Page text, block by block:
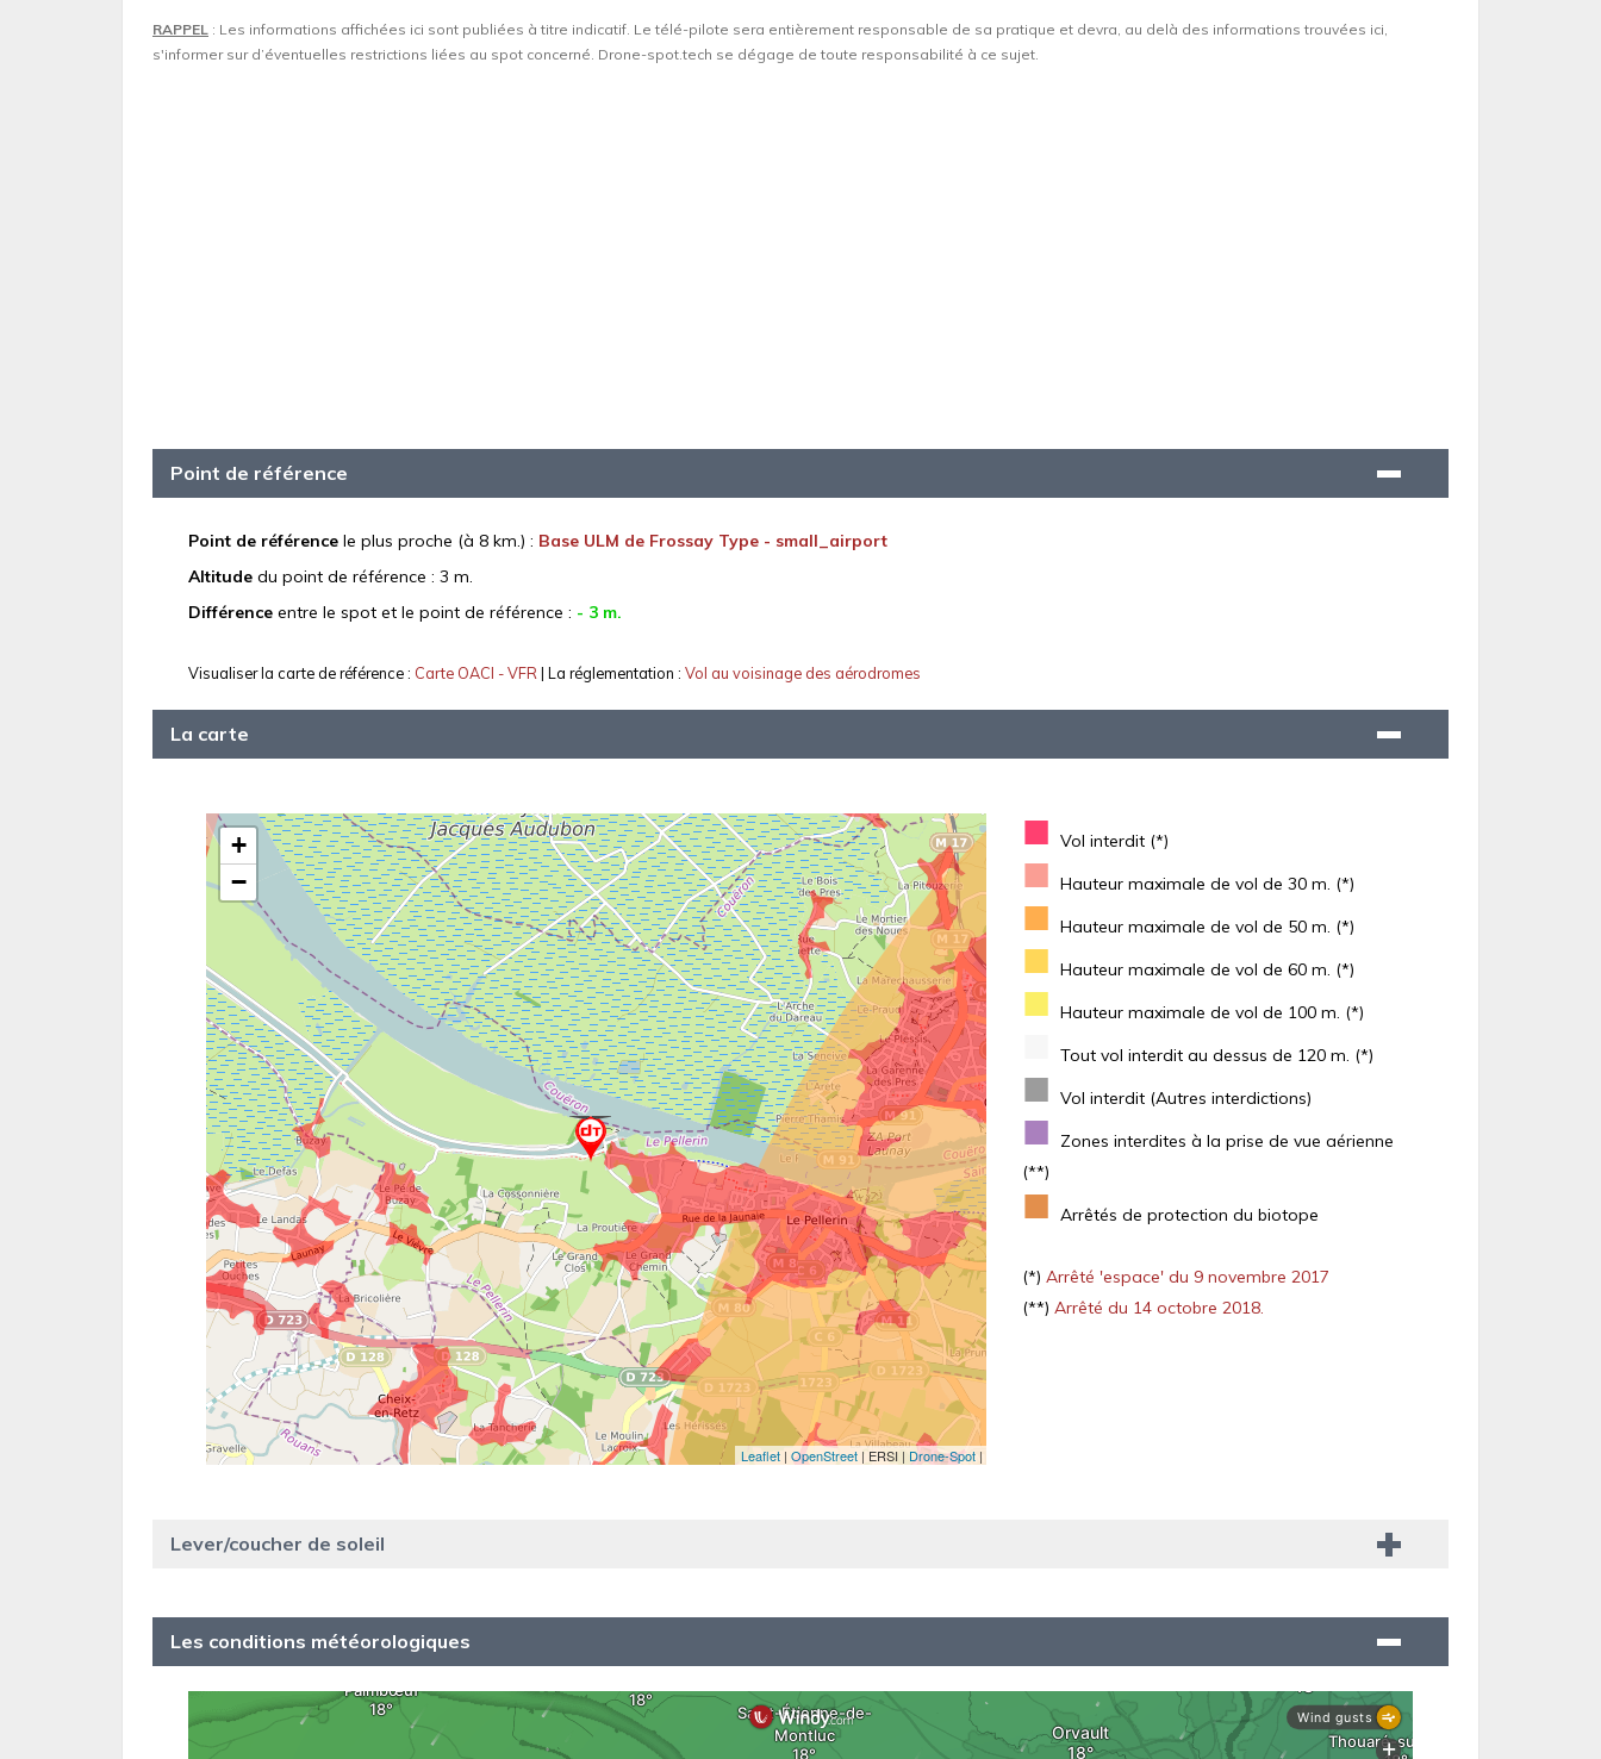
RAPPEL : Les informations affichées ici sont publiées à titre indicatif. Le télé-pilote sera entièrement responsable de sa pratique et devra, au delà des informations trouvées ici,
s'informer sur d’éventuelles restrictions liées au spot concerné. Drone-spot.tech se dégage de toute responsabilité à ce sujet.
Point de référence
Point de référence le plus proche (à 8 km.) : Base ULM de Frossay Type - small_airport
Altitude du point de référence : 3 m.
Différence entre le spot et le point de référence : - 3 m.
Visualiser la carte de référence : Carte OACI - VFR| La réglementation : Vol au voisinage des aérodromes
La carte
■ Vol interdit (*)
■ Hauteur maximale de vol de 30 m. (*)
■ Hauteur maximale de vol de 50 m. (*)
■ Hauteur maximale de vol de 60 m. (*)
■ Hauteur maximale de vol de 100 m. (*)
Tout vol interdit au dessus de 120 m. (*)
■ Vol interdit (Autres interdictions)
■
Zones interdites à la prise de vue aérienne
(**)
■ Arrêtés de protection du biotope
(*) Arrêté 'espace' du 9 novembre 2017
(**) Arrêté du 14 octobre 2018.
Lever/coucher de soleil
Les conditions météorologiques